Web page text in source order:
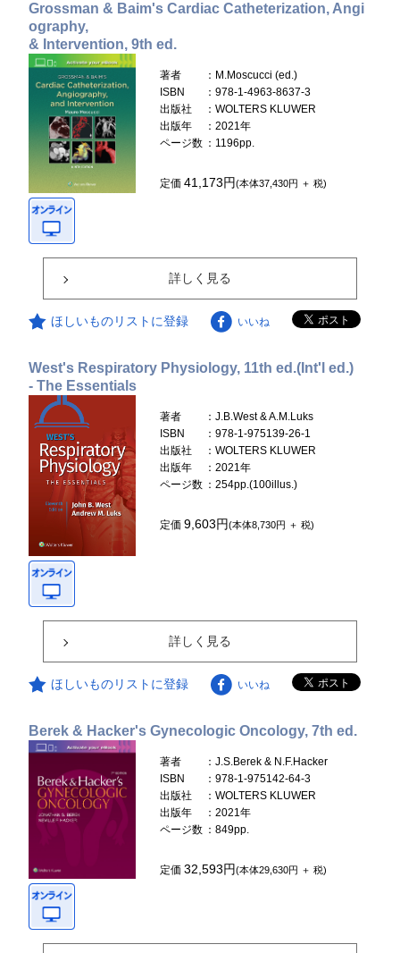
Grossman & Baim's Cardiac Catheterization, Angi
ography,
& Intervention, 9th ed.
著者
：M.Moscucci (ed.)
ISBN
：978-1-4963-8637-3
出版社
：WOLTERS KLUWER
出版年
：2021年
ページ数 ：1196pp.
定価41,173円(本体37,430円 ＋ 税)
詳しく見る
ほしいものリストに登録 いいね
West's Respiratory Physiology, 11th ed.(Int'l ed.)
- The Essentials
著者
：J.B.West & A.M.Luks
ISBN
：978-1-975139-26-1
出版社
：WOLTERS KLUWER
出版年
：2021年
ページ数 ：254pp.(100illus.)
定価9,603円(本体8,730円 ＋ 税)
詳しく見る
ほしいものリストに登録 いいね
Berek & Hacker's Gynecologic Oncology, 7th ed.
著者
：J.S.Berek & N.F.Hacker
ISBN
：978-1-975142-64-3
出版社
：WOLTERS KLUWER
出版年
：2021年
ページ数 ：849pp.
定価32,593円(本体29,630円 ＋ 税)